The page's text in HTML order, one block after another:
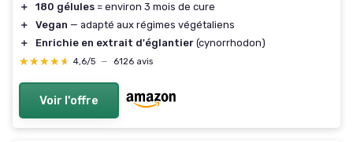
＋
180 gélules = environ 3 mois de cure
＋
Vegan — adapté aux régimes végétaliens
＋
Enrichie en extrait d'églantier (cynorrhodon)
★★★★★
★★★★★ 4,6/5 — 6126 avis
Voir l'offre